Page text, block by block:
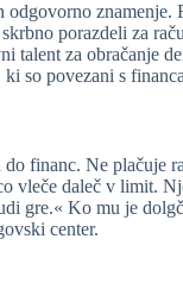
znamenje.
porazdeli za
talent za obračanje
so povezani s
financ. Ne plačuje
vleče daleč v limit.
gre.« Ko mu je
center.